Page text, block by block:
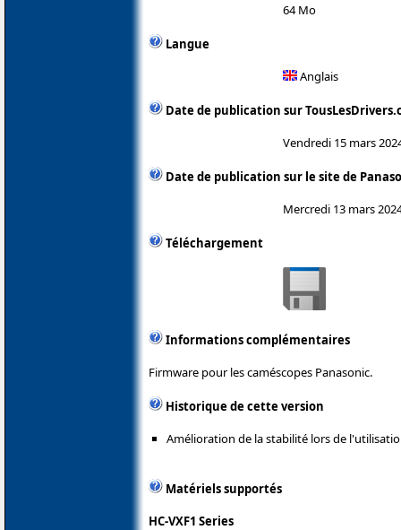
64 Mo
Langue
Anglais
Date de publication sur
Vendredi 15 mars
Date de publication sur le site de
Mercredi 13 mars
Téléchargement
Informations complémentaires
Firmware pour les caméscopes Panasonic.
Historique de cette version
Amélioration de la stabilité lors de
Matériels supportés
HC-VXF1 Series